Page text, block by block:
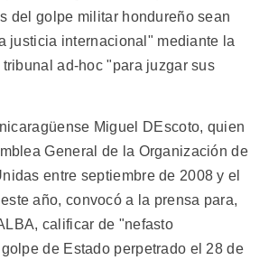
del golpe militar hondureño sean
justicia internacional" mediante la
ad-hoc "para juzgar sus
Miguel DEscoto, quien
General de la Organización de
entre septiembre de 2008 y el
año, convocó a la prensa para,
calificar de "nefasto
de Estado perpetrado el 28 de